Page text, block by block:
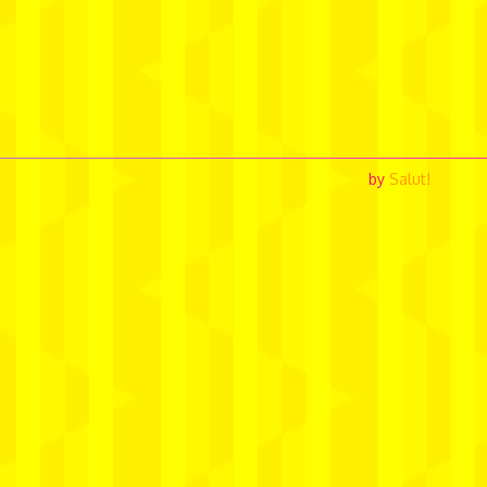
by Salut!